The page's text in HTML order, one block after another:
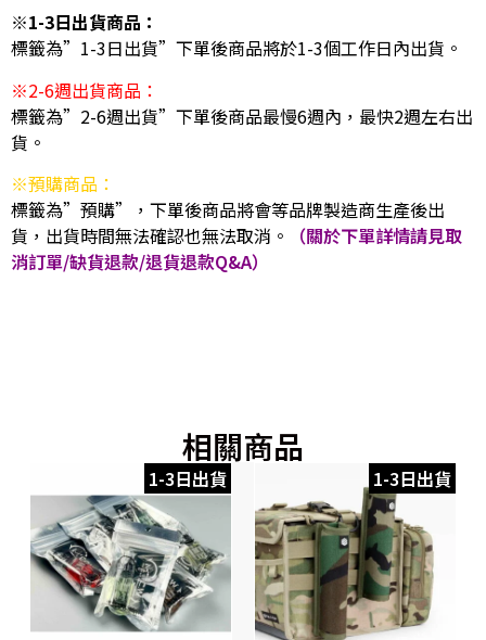
※1-3日出貨商品：
標籤為”1-3日出貨”下單後商品將於1-3個工作日內出貨。
※2-6週出貨商品：
標籤為”2-6週出貨”下單後商品最慢6週內，最快2週左右出
貨。
※預購商品：
標籤為”預購”，下單後商品將會等品牌製造商生產後出
貨，出貨時間無法確認也無法取消。
（關於下單詳情請見取
消訂單/缺貨退款/退貨退款Q&A）
相關商品
1-3日出貨 1-3日出貨